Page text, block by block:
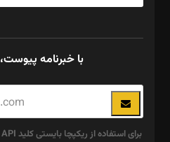
با خبرنامه